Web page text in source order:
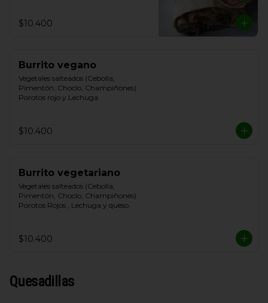
$10.400
Burrito vegano
Vegetales salteados (Cebolla,
Pimentón, Choclo, Champiñones)
Porotos rojo y Lechuga.
$10.400
Burrito vegetariano
Vegetales salteados (Cebolla,
Pimentón, Choclo, Champiñones)
Porotos Rojos , Lechuga y queso.
$10.400
Quesadillas